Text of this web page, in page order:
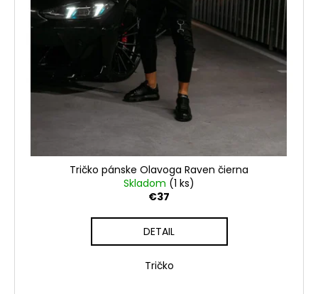
Tričko pánske Olavoga Raven čierna
Skladom (1 ks)
€37
DETAIL
Tričko